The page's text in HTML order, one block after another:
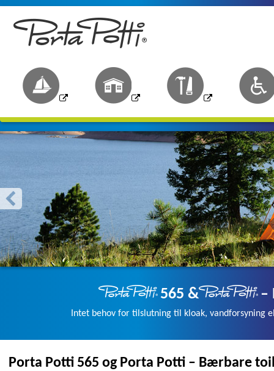
565 & –
Intet behov for tilslutning til kloak,
Porta Potti 565 og Porta Potti – Bærbare